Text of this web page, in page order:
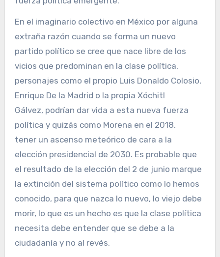
En el imaginario colectivo en México por alguna
extraña razón cuando se forma un nuevo
partido político se cree que nace libre de los
vicios que predominan en la clase política,
personajes como el propio Luis Donaldo Colosio,
Enrique De la Madrid o la propia Xóchitl
Gálvez, podrían dar vida a esta nueva fuerza
política y quizás como Morena en el 2018,
tener un ascenso meteórico de cara a la
elección presidencial de 2030. Es probable que
el resultado de la elección del 2 de junio marque
la extinción del sistema político como lo hemos
conocido, para que nazca lo nuevo, lo viejo debe
morir, lo que es un hecho es que la clase política
necesita debe entender que se debe a la
ciudadanía y no al revés.